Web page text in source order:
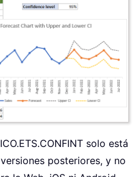
solo está
posteriores, y no